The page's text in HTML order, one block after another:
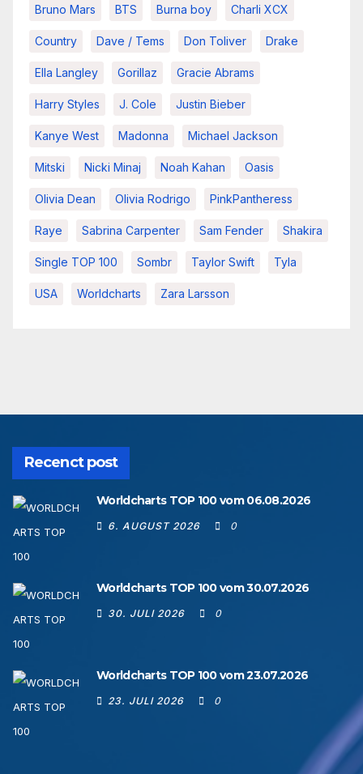
Bruno Mars BTS Burna boy Charli XCX
Country Dave / Tems Don Toliver Drake
Ella Langley Gorillaz Gracie Abrams
Harry Styles J. Cole Justin Bieber
Kanye West Madonna Michael Jackson
Mitski Nicki Minaj Noah Kahan Oasis
Olivia Dean Olivia Rodrigo PinkPantheress
Raye Sabrina Carpenter Sam Fender Shakira
Single TOP 100 Sombr Taylor Swift Tyla
USA Worldcharts Zara Larsson
Recenct post
Worldcharts TOP 100 vom 06.08.2026
6. AUGUST 2026 0
Worldcharts TOP 100 vom 30.07.2026
30. JULI 2026 0
Worldcharts TOP 100 vom 23.07.2026
23. JULI 2026 0